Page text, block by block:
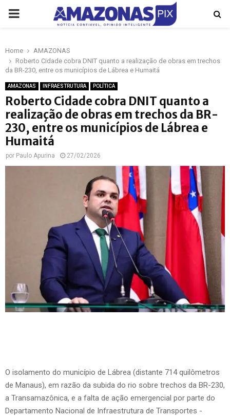
PRIMARY
Home
AMAZONAS
Roberto Cidade cobra DNIT quanto a realização de obras em trechos
da BR-230, entre os municípios de Lábrea e Humaitá
AMAZONAS INFRAESTRUTURA POLÍTICA
Roberto Cidade cobra DNIT quanto a
realização de obras em trechos da BR-
230, entre os municípios de Lábrea e
Humaitá
por Paulo Apurina 27/02/2026
O isolamento do município de Lábrea (distante 714 quilômetros
de Manaus), em razão da subida do rio sobre trechos da BR-230,
a Transamazônica, e a falta de ação emergencial por parte do
Departamento Nacional de Infraestrutura de Transportes -